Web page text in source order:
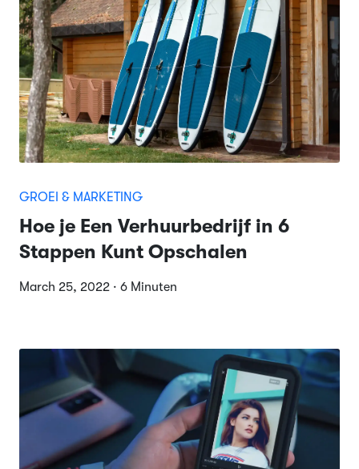
GROEI & MARKETING
Hoe je Een Verhuurbedrijf in 6
Stappen Kunt Opschalen
March 25, 2022 · 6 Minuten